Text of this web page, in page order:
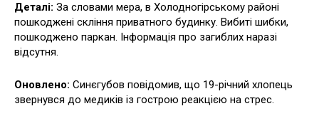
Деталі: За словами мера, в Холодногірському районі
пошкоджені скління приватного будинку. Вибиті шибки,
пошкоджено паркан. Інформація про загиблих наразі
відсутня.
Оновлено: Синєгубов повідомив, що 19-річний хлопець
звернувся до медиків із гострою реакцією на стрес.